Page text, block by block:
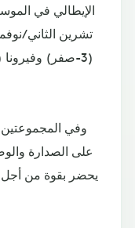
الإيطالي في
تشرين الثاني/
وفي المجموعتين
على الصدارة
يحضر بقوة من أجل